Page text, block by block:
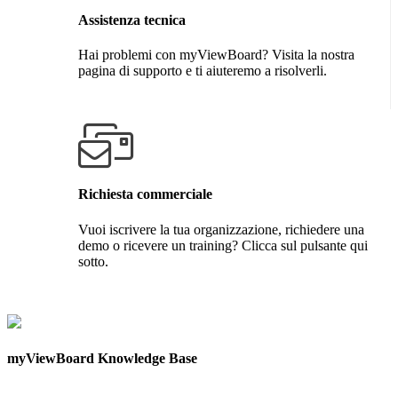
Assistenza tecnica
Hai problemi con myViewBoard? Visita la nostra
pagina di supporto e ti aiuteremo a risolverli.
Richiesta commerciale
Vuoi iscrivere la tua organizzazione, richiedere una
demo o ricevere un training? Clicca sul pulsante qui
sotto.
myViewBoard Knowledge Base